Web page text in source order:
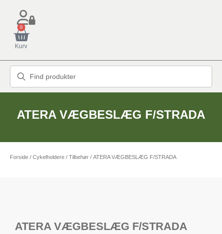
0
Kurv
ATERA VÆGBESLÆG F/STRADA
Forside / Cykelholdere / Tilbehør / ATERA VÆGBESLÆG F/STRADA
ATERA VÆGBESLÆG F/STRADA